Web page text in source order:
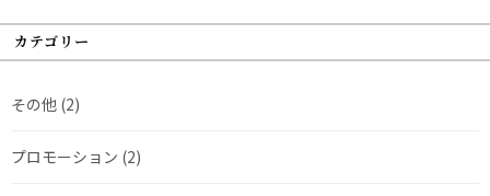
カテゴリー
その他 (2)
プロモーション (2)